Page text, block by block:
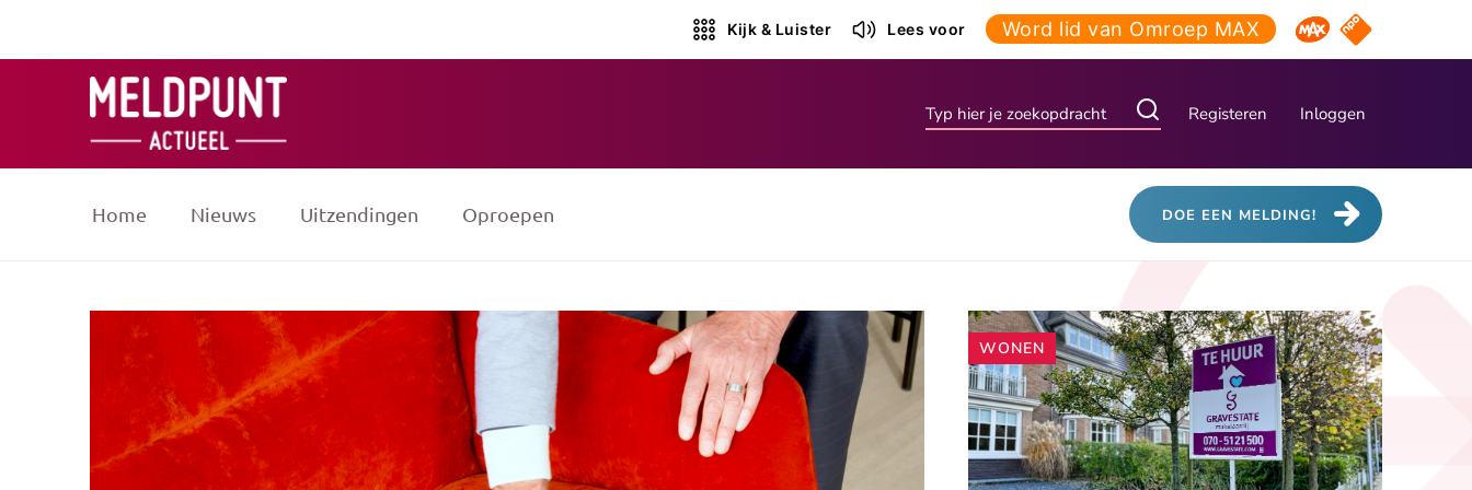
Kijk & Luister Lees voor Word lid van Omroep MAX Omroep MAX
NPO Start
Registeren Inloggen
Home Nieuws Uitzendingen Oproepen DOE EEN MELDING!
Andere
artikelen
WONEN